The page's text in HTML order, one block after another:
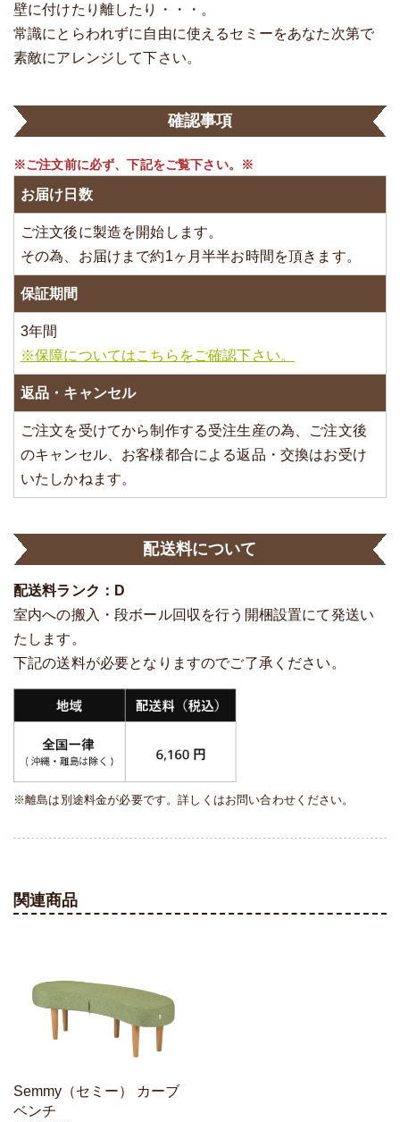
壁に付けたり離したり・・・。
常識にとらわれずに自由に使えるセミーをあなた次第で
素敵にアレンジして下さい。
確認事項
※ご注文前に必ず、下記をご覧下さい。※
お届け日数
ご注文後に製造を開始します。
その為、お届けまで約1ヶ月半半お時間を頂きます。
保証期間
3年間
※保障についてはこちらをご確認下さい。
返品・キャンセル
ご注文を受けてから制作する受注生産の為、ご注文後
のキャンセル、お客様都合による返品・交換はお受け
いたしかねます。
配送料について
配送料ランク：D
室内への搬入・段ボール回収を行う開梱設置にて発送い
たします。
下記の送料が必要となりますのでご了承ください。
※離島は別途料金が必要です。詳しくはお問い合わせください。
関連商品
Semmy（セミー） カーブ
ベンチ